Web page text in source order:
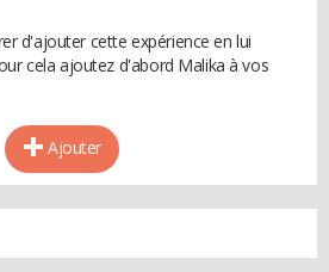
d'ajouter cette expérience en lui
cela ajoutez d'abord Malika à vos
Ajouter